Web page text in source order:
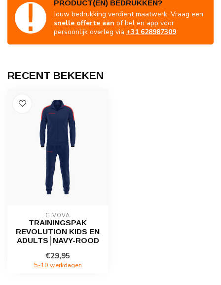
PRODUCT(EN) BEDRUKKEN?
Jouw bedrukking verdient maatwerk. Vraag een
snelle offerte aan of bel en app voor
persoonlijk overleg via +31 628987309.
RECENT BEKEKEN
GIVOVA
TRAININGSPAK
REVOLUTION KIDS EN
ADULTS│NAVY-ROOD
€29,95
5-10 werkdagen